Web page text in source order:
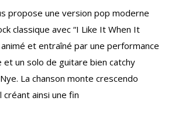
propose une version pop moderne
classique avec “I Like It When It
animé et entraîné par une performance
et un solo de guitare bien catchy
La chanson monte crescendo
créant ainsi une fin